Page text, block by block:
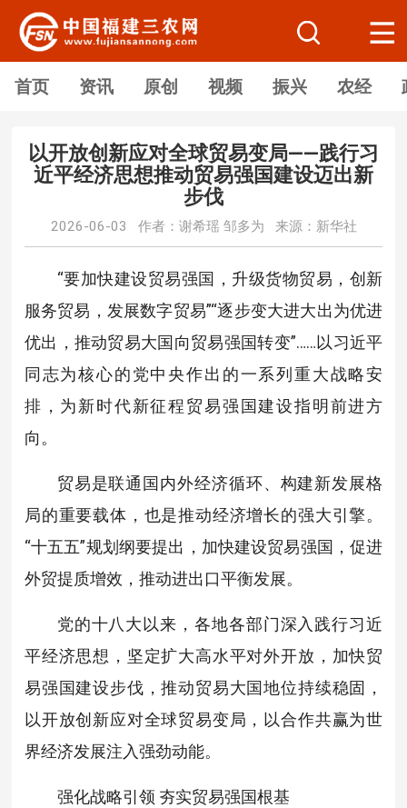
首页 资讯 原创 视频 振兴 农经
以开放创新应对全球贸易变局——践行习
近平经济思想推动贸易强国建设迈出新
步伐
2026-06-03 作者：谢希瑶 邹多为 来源：新华社
“要加快建设贸易强国，升级货物贸易，创新
服务贸易，发展数字贸易”“逐步变大进大出为优进
优出，推动贸易大国向贸易强国转变”……以习近平
同志为核心的党中央作出的一系列重大战略安
排，为新时代新征程贸易强国建设指明前进方
向。
贸易是联通国内外经济循环、构建新发展格
局的重要载体，也是推动经济增长的强大引擎。
“十五五”规划纲要提出，加快建设贸易强国，促进
外贸提质增效，推动进出口平衡发展。
党的十八大以来，各地各部门深入践行习近
平经济思想，坚定扩大高水平对外开放，加快贸
易强国建设步伐，推动贸易大国地位持续稳固，
以开放创新应对全球贸易变局，以合作共赢为世
界经济发展注入强劲动能。
强化战略引领 夯实贸易强国根基